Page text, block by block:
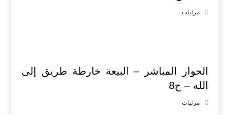
مرئيات
الحوار المباشر – البيعة خارطة طريق إلى
الله – ح8
مرئيات